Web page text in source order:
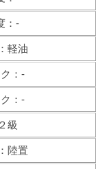
：-
軽油
：-
：-
級
陸置